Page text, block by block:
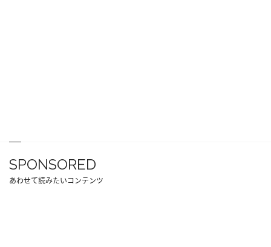
SPONSORED
あわせて読みたいコンテンツ